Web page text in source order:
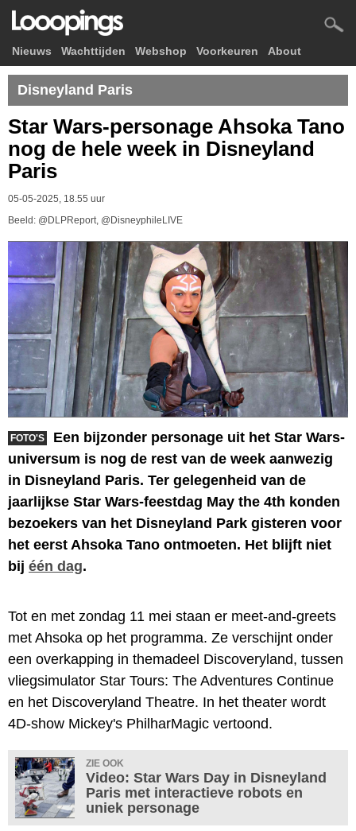
Nieuws Wachttijden Webshop Voorkeuren About
Disneyland Paris
Star Wars-personage Ahsoka Tano
nog de hele week in Disneyland
Paris
05-05-2025, 18.55 uur
Beeld: @DLPReport, @DisneyphileLIVE
FOTO'S
Een bijzonder personage uit het Star Wars-
universum is nog de rest van de week aanwezig
in Disneyland Paris. Ter gelegenheid van de
jaarlijkse Star Wars-feestdag May the 4th konden
bezoekers van het Disneyland Park gisteren voor
het eerst Ahsoka Tano ontmoeten. Het blijft niet
bij één dag.
Tot en met zondag 11 mei staan er meet-and-greets
met Ahsoka op het programma. Ze verschijnt onder
een overkapping in themadeel Discoveryland, tussen
vliegsimulator Star Tours: The Adventures Continue
en het Discoveryland Theatre. In het theater wordt
4D-show Mickey's PhilharMagic vertoond.
ZIE OOK
Video: Star Wars Day in Disneyland
Paris met interactieve robots en
uniek personage